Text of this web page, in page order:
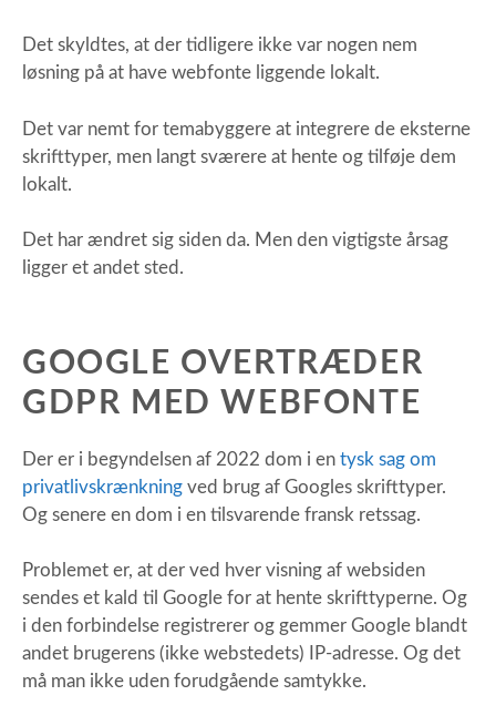
Det skyldtes, at der tidligere ikke var nogen nem
løsning på at have webfonte liggende lokalt.
Det var nemt for temabyggere at integrere de eksterne
skrifttyper, men langt sværere at hente og tilføje dem
lokalt.
Det har ændret sig siden da. Men den vigtigste årsag
ligger et andet sted.
GOOGLE OVERTRÆDER
GDPR MED WEBFONTE
Der er i begyndelsen af 2022 dom i en tysk sag om
privatlivskrænkning ved brug af Googles skrifttyper.
Og senere en dom i en tilsvarende fransk retssag.
Problemet er, at der ved hver visning af websiden
sendes et kald til Google for at hente skrifttyperne. Og
i den forbindelse registrerer og gemmer Google blandt
andet brugerens (ikke webstedets) IP-adresse. Og det
må man ikke uden forudgående samtykke.